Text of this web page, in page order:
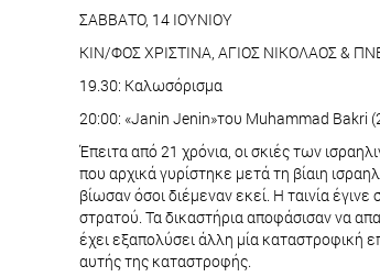
ΣΑΒΒΑΤΟ, 14 ΙΟΥΝΙΟΥ
ΚΙΝ/ΦΟΣ ΧΡΙΣΤΙΝΑ, ΑΓΙΟΣ ΝΙΚΟΛΑΟΣ &
19.30: Καλωσόρισμα
20:00: «Janin Jenin»του Muhammad Bakri
Έπειτα από 21 χρόνια, οι σκιές των
που αρχικά γυρίστηκε μετά τη βίαιη
βίωσαν όσοι διέμεναν εκεί. Η ταινία
στρατού. Τα δικαστήρια αποφάσισαν να
έχει εξαπολύσει άλλη μία καταστροφική
αυτής της καταστροφής.